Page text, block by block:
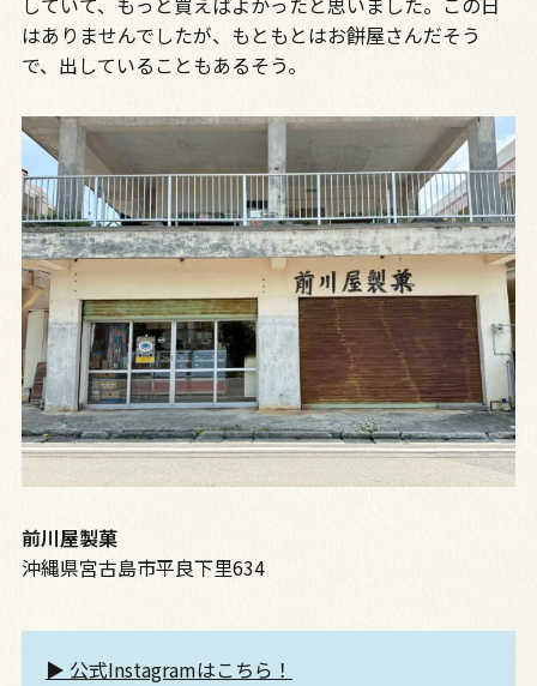
はありませんでしたが、もともとはお餅屋さんだそう
で、出していることもあるそう。
前川屋製菓
沖縄県宮古島市平良下里634
▶︎ 公式Instagramはこちら！